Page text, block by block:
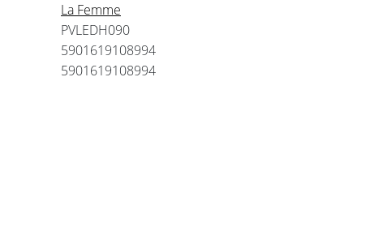
La Femme
PVLEDH090
5901619108994
5901619108994